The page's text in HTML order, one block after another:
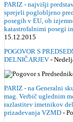
PARIZ - najvišji
sprejeli poglobljeno
posegih v EU, ob
katastrofalnimi posegi
15.12.2015
POGOVOR S
DELNIČARJEV -
PARIZ - na Generalni
mag. Verbič uglednim
razlastitev imetnikov
prizadevanja VZMD -